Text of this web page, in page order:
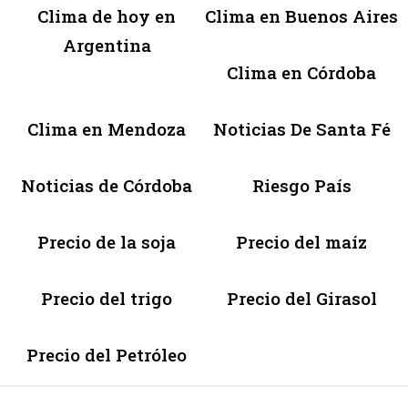
Clima de hoy en
Argentina
Clima en Buenos Aires
Clima en Córdoba
Clima en Mendoza Noticias De Santa Fé
Noticias de Córdoba Riesgo País
Precio de la soja Precio del maíz
Precio del trigo Precio del Girasol
Precio del Petróleo